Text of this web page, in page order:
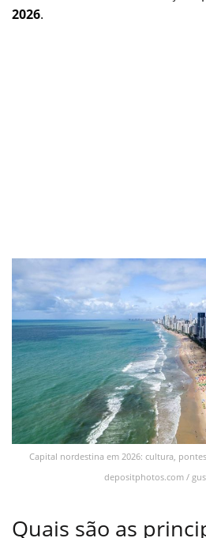
2026.
Capital nordestina em 2026: cultura,
depositphotos.com /
Quais são as